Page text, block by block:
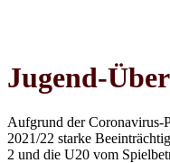
Jugend-
Aufgrund der Coronavirus-
2021/22 starke
2 und die U20 vom